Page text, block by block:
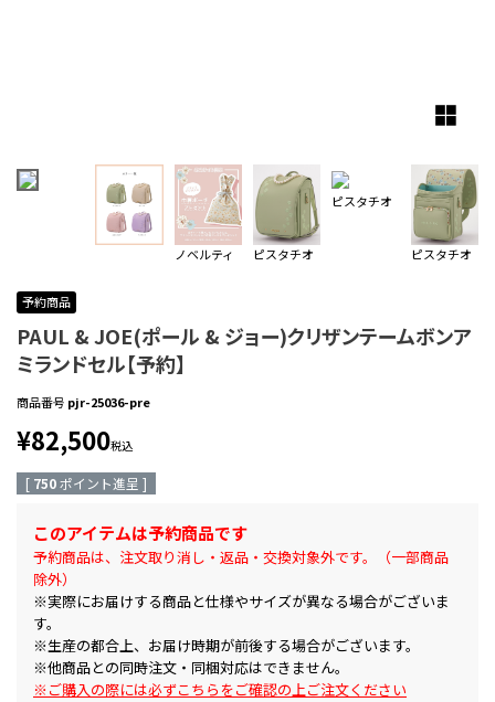
ノベルティ ピスタチオ
ピスタチオ
ピスタチオ
予約商品
PAUL & JOE(ポール & ジョー)クリザンテームボンア
ミランドセル【予約】
商品番号 pjr-25036-pre
¥82,500税込
[ 750ポイント進呈 ]
このアイテムは予約商品です
予約商品は、注文取り消し・返品・交換対象外です。（一部商品
除外）
※実際にお届けする商品と仕様やサイズが異なる場合がございま
す。
※生産の都合上、お届け時期が前後する場合がございます。
※他商品との同時注文・同梱対応はできません。
※ご購入の際には必ずこちらをご確認の上ご注文ください